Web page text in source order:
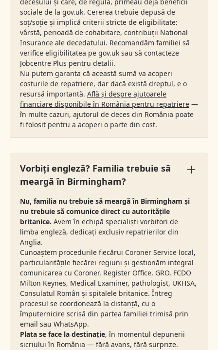
sociale de la gov.uk. Cererea trebuie depusă de
soț/soție și implică criterii stricte de eligibilitate:
vârstă, perioadă de cohabitare, contribuții National
Insurance ale decedatului. Recomandăm familiei să
verifice eligibilitatea pe gov.uk sau să contacteze
Jobcentre Plus pentru detalii.
Nu putem garanta că această sumă va acoperi
costurile de repatriere, dar dacă există dreptul, e o
resursă importantă. Află și despre ajutoarele
financiare disponibile în România pentru repatriere —
în multe cazuri, ajutorul de deces din România poate
fi folosit pentru a acoperi o parte din cost.
Vorbiți engleză? Familia trebuie să
meargă în Birmingham?
Nu, familia nu trebuie să meargă în Birmingham și
nu trebuie să comunice direct cu autoritățile
britanice. Avem în echipă specialiști vorbitori de
limba engleză, dedicați exclusiv repatrierilor din
Anglia.
Cunoaștem procedurile fiecărui Coroner Service local,
particularitățile fiecărei regiuni și gestionăm integral
comunicarea cu Coroner, Register Office, GRO, FCDO
Milton Keynes, Medical Examiner, pathologist, UKHSA,
Consulatul Român și spitalele britanice. Întreg
procesul se coordonează la distanță, cu o
împuternicire scrisă din partea familiei trimisă prin
email sau WhatsApp.
Plata se face la destinație, în momentul depunerii
sicriului în România — fără avans, fără surprize.